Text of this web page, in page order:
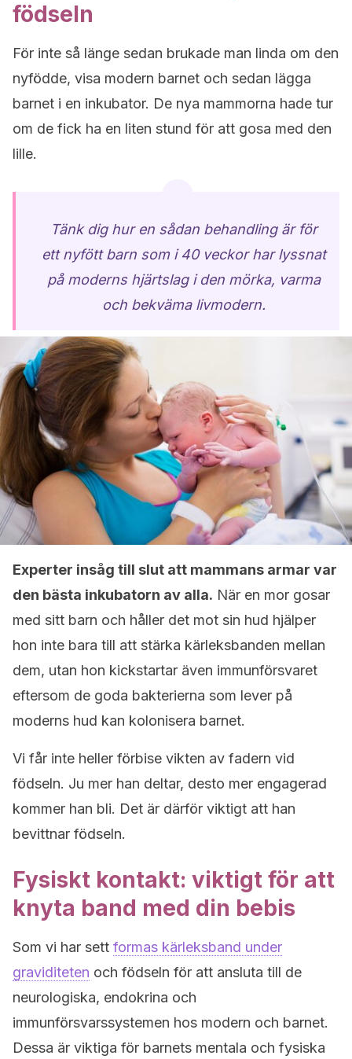
födseln
För inte så länge sedan brukade man linda om den
nyfödde, visa modern barnet och sedan lägga
barnet i en inkubator. De nya mammorna hade tur
om de fick ha en liten stund för att gosa med den
lille.
Tänk dig hur en sådan behandling är för
ett nyfött barn som i 40 veckor har lyssnat
på moderns hjärtslag i den mörka, varma
och bekväma livmodern.
Experter insåg till slut att mammans armar var
den bästa inkubatorn av alla. När en mor gosar
med sitt barn och håller det mot sin hud hjälper
hon inte bara till att stärka kärleksbanden mellan
dem, utan hon kickstartar även immunförsvaret
eftersom de goda bakterierna som lever på
moderns hud kan kolonisera barnet.
Vi får inte heller förbise vikten av fadern vid
födseln. Ju mer han deltar, desto mer engagerad
kommer han bli. Det är därför viktigt att han
bevittnar födseln.
Fysiskt kontakt: viktigt för att
knyta band med din bebis
Som vi har sett formas kärleksband under
graviditeten och födseln för att ansluta till de
neurologiska, endokrina och
immunförsvarssystemen hos modern och barnet.
Dessa är viktiga för barnets mentala och fysiska